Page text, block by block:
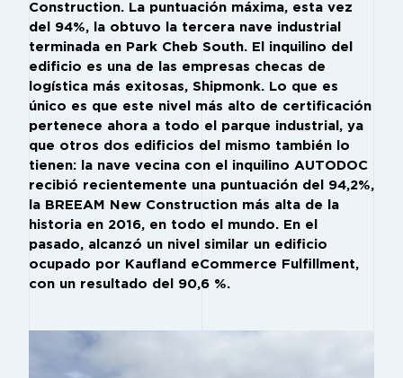
Construction. La puntuación máxima, esta vez
del 94%, la obtuvo la tercera nave industrial
terminada en Park Cheb South. El inquilino del
edificio es una de las empresas checas de
logística más exitosas, Shipmonk. Lo que es
único es que este nivel más alto de certificación
pertenece ahora a todo el parque industrial, ya
que otros dos edificios del mismo también lo
tienen: la nave vecina con el inquilino AUTODOC
recibió recientemente una puntuación del 94,2%,
la BREEAM New Construction más alta de la
historia en 2016, en todo el mundo. En el
pasado, alcanzó un nivel similar un edificio
ocupado por Kaufland eCommerce Fulfillment,
con un resultado del 90,6 %.